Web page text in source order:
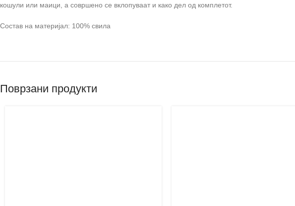
кошули или маици, а совршено се вклопуваат и како дел од комплетот.
Состав на материјал: 100% свила
Поврзани продукти